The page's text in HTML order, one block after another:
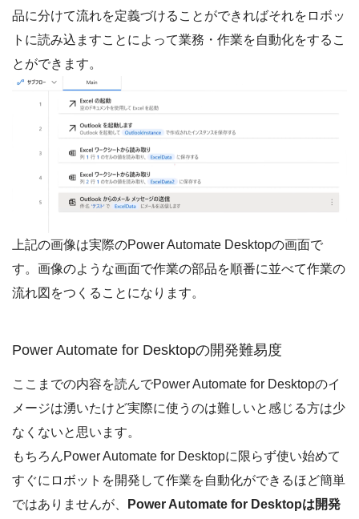
品に分けて流れを定義づけることができればそれをロボッ
トに読み込ますことによって業務・作業を自動化をするこ
とができます。
上記の画像は実際のPower Automate Desktopの画面で
す。画像のような画面で作業の部品を順番に並べて作業の
流れ図をつくることになります。
Power Automate for Desktopの開発難易度
ここまでの内容を読んでPower Automate for Desktopのイ
メージは湧いたけど実際に使うのは難しいと感じる方は少
なくないと思います。
もちろんPower Automate for Desktopに限らず使い始めて
すぐにロボットを開発して作業を自動化ができるほど簡単
ではありませんが、
Power Automate for Desktopは開発